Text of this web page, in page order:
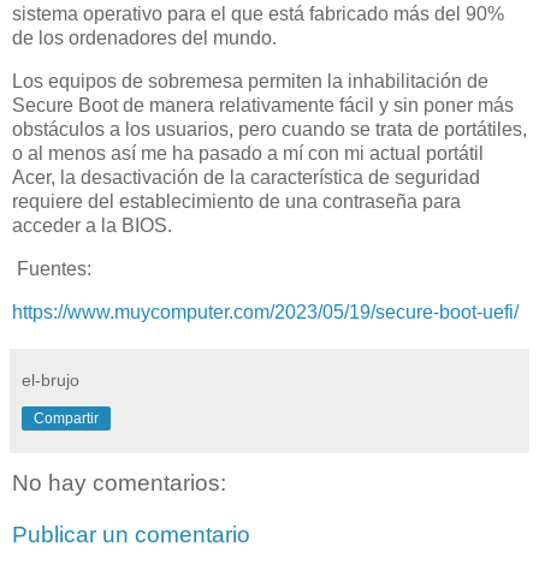
sistema operativo para el que está fabricado más del 90%
de los ordenadores del mundo.
Los equipos de sobremesa permiten la inhabilitación de
Secure Boot de manera relativamente fácil y sin poner más
obstáculos a los usuarios, pero cuando se trata de portátiles,
o al menos así me ha pasado a mí con mi actual portátil
Acer, la desactivación de la característica de seguridad
requiere del establecimiento de una contraseña para
acceder a la BIOS.
Fuentes:
https://www.muycomputer.com/2023/05/19/secure-boot-uefi/
el-brujo
Compartir
No hay comentarios:
Publicar un comentario